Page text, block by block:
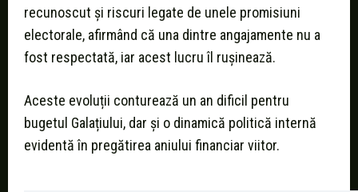
recunoscut și riscuri legate de unele promisiuni
electorale, afirmând că una dintre angajamente nu a
fost respectată, iar acest lucru îl rușinează.
Aceste evoluții conturează un an dificil pentru
bugetul Galațiului, dar și o dinamică politică internă
evidentă în pregătirea aniului financiar viitor.